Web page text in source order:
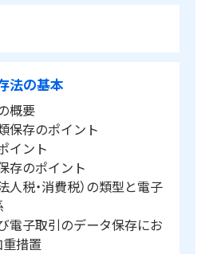
法の基本
概要
保存のポイント
イント
存のポイント
人税・消費税）の類型と電子
電子取引のデータ保存にお
措置